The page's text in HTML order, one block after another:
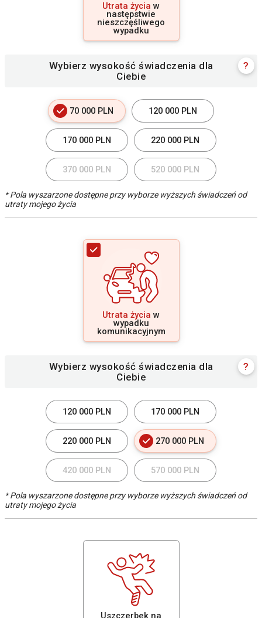
Utrata życia w
następstwie
nieszczęśliwego
wypadku
Wybierz wysokość świadczenia dla
Ciebie
?
70 000 PLN 120 000 PLN
170 000 PLN 220 000 PLN
370 000 PLN 520 000 PLN
* Pola wyszarzone dostępne przy wyborze wyższych świadczeń od
utraty mojego życia
Utrata życia w
wypadku
komunikacyjnym
Wybierz wysokość świadczenia dla
Ciebie
?
120 000 PLN 170 000 PLN
220 000 PLN 270 000 PLN
420 000 PLN 570 000 PLN
* Pola wyszarzone dostępne przy wyborze wyższych świadczeń od
utraty mojego życia
Uszczerbek na